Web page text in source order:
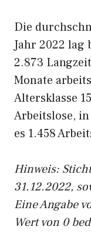
Die
Jahr 2022 lag
2.873
Monate
Altersklasse
Arbeitslose,
es 1.458
Hinweis:
31.12.2022,
Eine Angabe
Wert von 0